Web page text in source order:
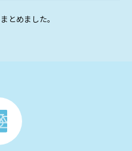
とめました。